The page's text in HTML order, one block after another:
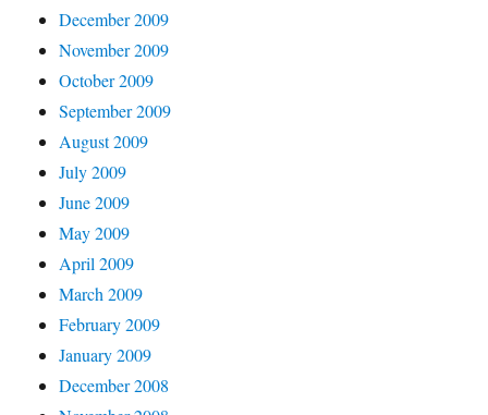
December 2009
November 2009
October 2009
September 2009
August 2009
July 2009
June 2009
May 2009
April 2009
March 2009
February 2009
January 2009
December 2008